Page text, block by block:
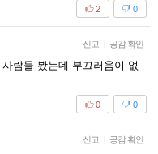
0
2
신고 | 공감 확인
람들 봤는데 부끄러움이 없
0
0
신고 | 공감 확인